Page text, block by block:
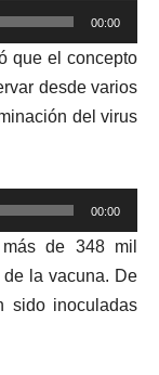
00:00
que el concepto
desde varios
del virus
00:00
de 348 mil
la vacuna. De
sido inoculadas